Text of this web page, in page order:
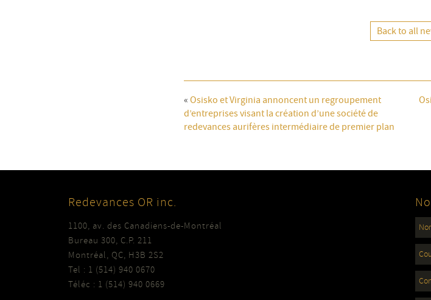
Back to all
« Osisko et Virginia annoncent un regroupement
d’entreprises visant la création d’une société de
redevances aurifères intermédiaire de premier plan
Redevances OR inc.
1100, av. des Canadiens-de-Montréal
Bureau 300, C.P. 211
Montréal, QC, H3B 2S2
Tel : 1 (514) 940 0670
Téléc : 1 (514) 940 0669